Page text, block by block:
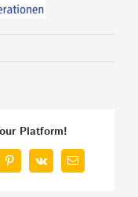
Platform!
Pinterest
Vk
E-
Mail